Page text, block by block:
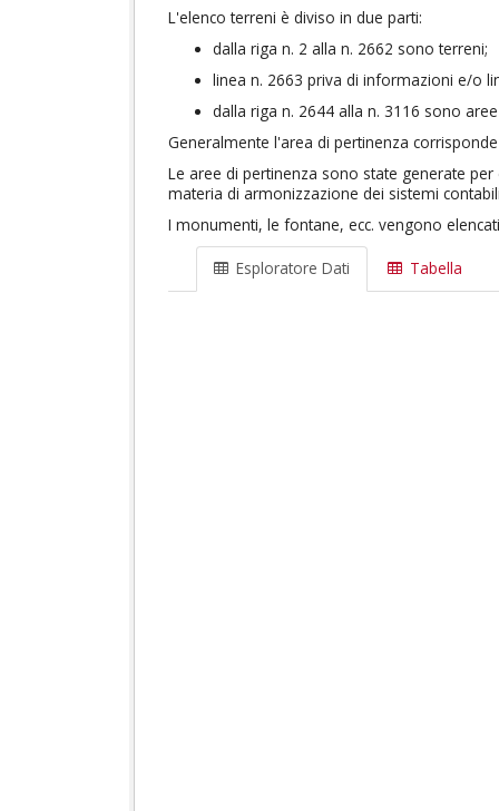
L'elenco terreni è diviso in due parti:
dalla riga n. 2 alla n. 2662 sono terreni;
linea n. 2663 priva di informazioni e/o
dalla riga n. 2644 alla n. 3116 sono
Generalmente l'area di pertinenza
Le aree di pertinenza sono state generate
materia di armonizzazione dei sistemi
I monumenti, le fontane, ecc. vengono
Esploratore Dati Tabella